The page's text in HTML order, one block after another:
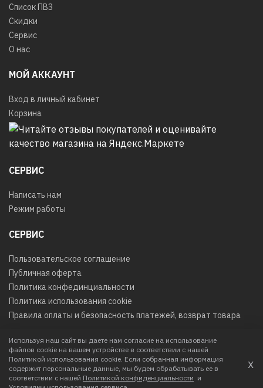
Список ПВЗ
Скидки
Сервис
О нас
МОЙ АККАУНТ
Вход в личный кабинет
Корзина
СЕРВИС
Написать нам
Режим работы
СЕРВИС
Пользовательское соглашение
Публичная оферта
Политика конфединциальности
Политика использования cookie
Правила оплаты и безопасность платежей, возврат товара
© 2026Любое использование контента без письменного
разрешения запрещено
Интернет-магазин создан в IIG
Используя наш сайт вы даете нам согласие на использование
файлов cookie на вашем устройстве в соответствии с нашей
Политикой использования cookie. Если собранная информация
содержит персональные данные, мы будем обрабатывать ее в
соответствии с нашей Политикой конфиденциальности и
х